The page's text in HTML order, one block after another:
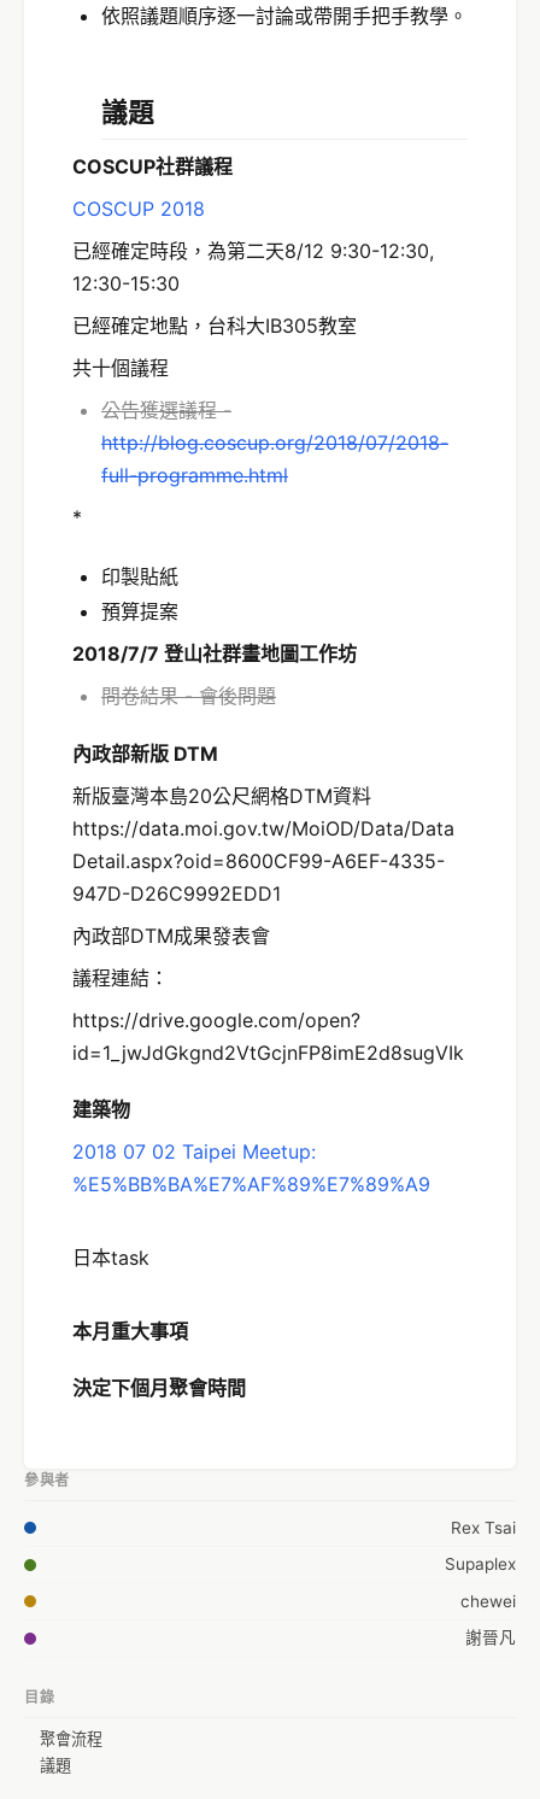
依照議題順序逐一討論或帶開手把手教學。
議題
COSCUP社群議程
COSCUP 2018
已經確定時段，為第二天8/12 9:30-12:30,
12:30-15:30
已經確定地點，台科大IB305教室
共十個議程
公告獲選議程 -
http://blog.coscup.org/2018/07/2018-
full-programme.html
*
印製貼紙
預算提案
2018/7/7 登山社群畫地圖工作坊
問卷結果 - 會後問題
內政部新版 DTM
新版臺灣本島20公尺網格DTM資料
https://data.moi.gov.tw/MoiOD/Data/Data
Detail.aspx?oid=8600CF99-A6EF-4335-
947D-D26C9992EDD1
內政部DTM成果發表會
議程連結：
https://drive.google.com/open?
id=1_jwJdGkgnd2VtGcjnFP8imE2d8sugVIk
建築物
2018 07 02 Taipei Meetup:
%E5%BB%BA%E7%AF%89%E7%89%A9
日本task
本月重大事項
決定下個月聚會時間
參與者
Rex Tsai
Supaplex
chewei
謝晉凡
目錄
聚會流程
議題